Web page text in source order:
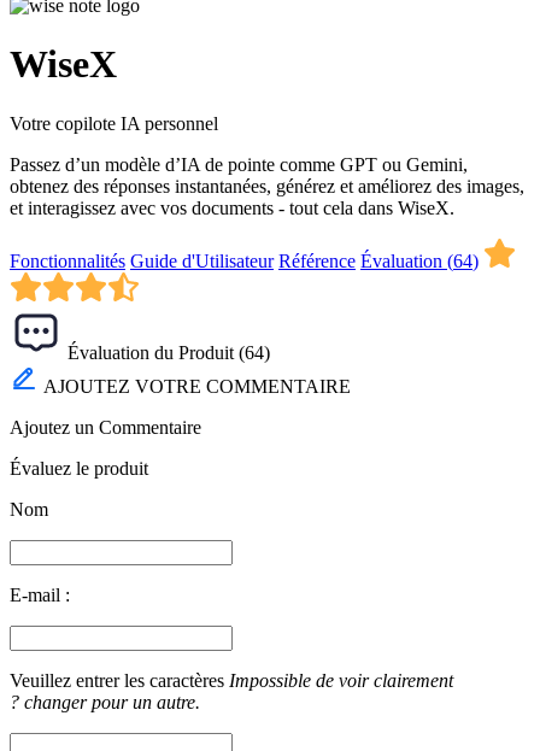
WiseX
Votre copilote IA personnel
Passez d’un modèle d’IA de pointe comme GPT ou Gemini,
obtenez des réponses instantanées, générez et améliorez des images,
et interagissez avec vos documents - tout cela dans WiseX.
Fonctionnalités Guide d'Utilisateur Référence Évaluation (64)
Évaluation du Produit (64)
AJOUTEZ VOTRE COMMENTAIRE
Ajoutez un Commentaire
Évaluez le produit
Nom
E-mail :
Veuillez entrer les caractères Impossible de voir clairement
? changer pour un autre.